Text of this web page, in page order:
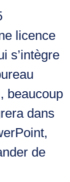
licence
s’intègre
beaucoup
dans
de